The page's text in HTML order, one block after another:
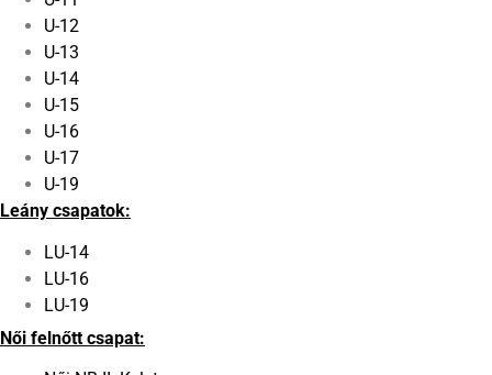
U-12
U-13
U-14
U-15
U-16
U-17
U-19
Leány csapatok:
LU-14
LU-16
LU-19
Női felnőtt csapat: